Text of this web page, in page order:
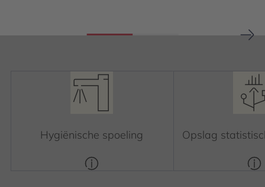
Hygiënische spoeling Opslag